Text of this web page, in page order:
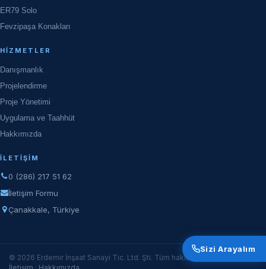
Sizi Arayalım
ER79 Solo
Fevzipaşa Konakları
HIZMETLER
Danışmanlık
Projelendirme
Proje Yönetimi
Uygulama ve Taahhüt
Hakkımızda
İLETIŞIM
0 (286) 217 51 62
İletişim Formu
Çanakkale, Türkiye
© 2026 Erdemir İnşaat Sanayi Tic. Ltd. Şti. Tüm hakları saklıdır.